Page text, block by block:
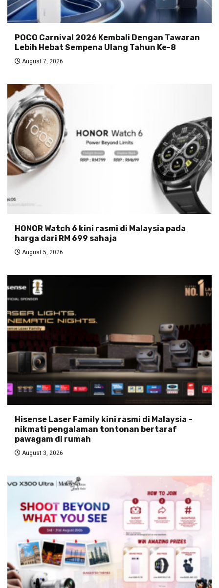
POCO Carnival 2026 Kembali Dengan Tawaran
Lebih Hebat Sempena Ulang Tahun Ke-8
August 7, 2026
HONOR Watch 6 kini rasmi di Malaysia pada
harga dari RM 699 sahaja
August 5, 2026
Hisense Laser Family kini rasmi di Malaysia –
nikmati pengalaman tontonan bertaraf
pawagam di rumah
August 3, 2026